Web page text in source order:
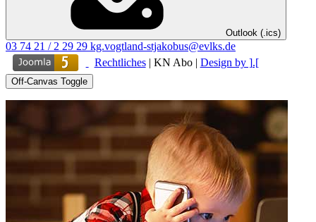
Outlook (.ics)
03 74 21 / 2 29 29 kg.vogtland-stjakobus@evlks.de
Rechtliches| KN Abo| Design by ].[
Off-Canvas Toggle